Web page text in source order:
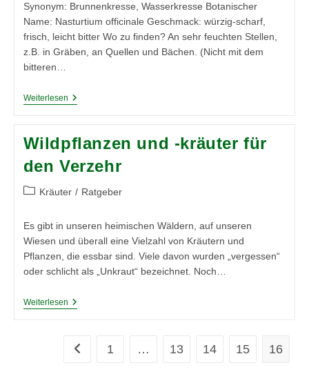
Synonym: Brunnenkresse, Wasserkresse Botanischer
Name: Nasturtium officinale Geschmack: würzig-scharf,
frisch, leicht bitter Wo zu finden? An sehr feuchten Stellen,
z.B. in Gräben, an Quellen und Bächen. (Nicht mit dem
bitteren…
WeiterlesenBachkresse
Wildpflanzen und -kräuter für
den Verzehr
Beitrags-
Kräuter / Ratgeber
Es gibt in unseren heimischen Wäldern, auf unseren
Wiesen und überall eine Vielzahl von Kräutern und
Pflanzen, die essbar sind. Viele davon wurden „vergessen“
oder schlicht als „Unkraut“ bezeichnet. Noch…
WeiterlesenWildpflanzen
Für
Zur vorherigen Seite
1 … 13 14 15 16